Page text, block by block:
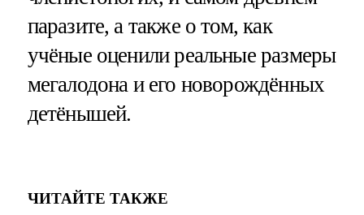
паразите, а также о том, как
учёные оценили реальные размеры
мегалодона и его новорождённых
детёнышей.
ЧИТАЙТЕ ТАКЖЕ